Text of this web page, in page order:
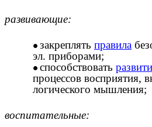
развивающие:
закреплять правила
эл. приборами;
способствовать
процессов восприятия,
логического мышления;
воспитательные: